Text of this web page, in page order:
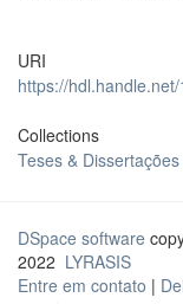
URI
https://
Collections
Teses & Dissertações
DSpace software
2022 LYRASIS
Entre em contato |